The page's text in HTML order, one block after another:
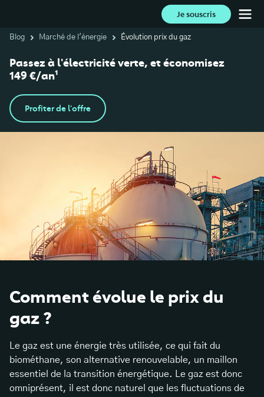
Je souscris
Blog Marché de l'énergie Évolution prix du gaz
Passez à l'électricité verte, et économisez
149 €/an¹
Profiter de l'offre
Comment évolue le prix du
gaz ?
Le gaz est une énergie très utilisée, ce qui fait du
biométhane, son alternative renouvelable, un maillon
essentiel de la transition énergétique. Le gaz est donc
omniprésent, il est donc naturel que les fluctuations de